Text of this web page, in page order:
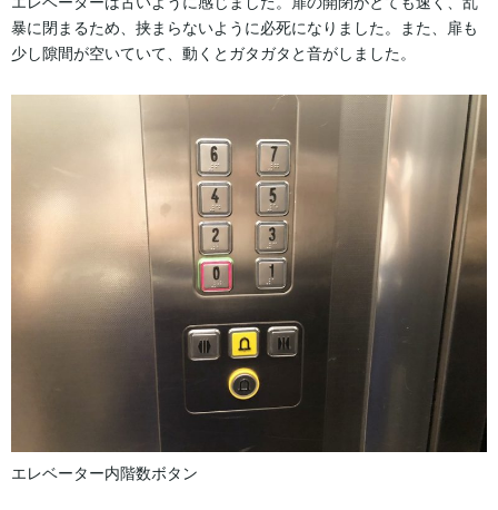
暴に閉まるため、挟まらないように必死になりました。また、扉も
少し隙間が空いていて、動くとガタガタと音がしました。
エレベーター内階数ボタン